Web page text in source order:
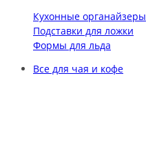
Кухонные органайзеры
Подставки для ложки
Формы для льда
Все для чая и кофе